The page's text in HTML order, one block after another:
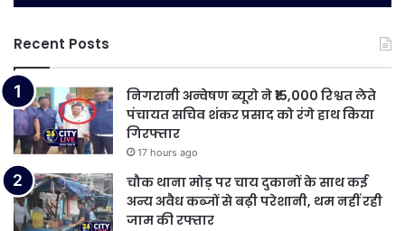
Recent Posts
निगरानी अन्वेषण ब्यूरो ने ₹15,000 रिश्वत लेते
पंचायत सचिव शंकर प्रसाद को रंगे हाथ किया
गिरफ्तार
17 hours ago
चौक थाना मोड़ पर चाय दुकानों के साथ कई
अन्य अवैध कब्जों से बढ़ी परेशानी, थम नहीं रही
जाम की रफ्तार